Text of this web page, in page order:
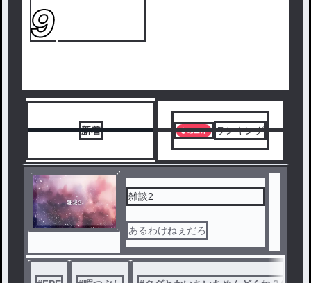
9
新着 ランキング
雑談2
あるわけねぇだろ